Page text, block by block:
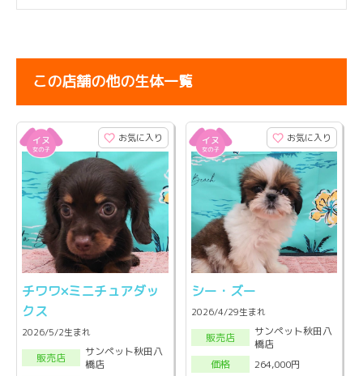
この店舗の他の生体一覧
お気に入り
チワワ×ミニチュアダッ
クス
2026/5/2生まれ
販売店
サンペット秋田八
橋店
お気に入り
シー・ズー
2026/4/29生まれ
販売店
サンペット秋田八
橋店
価格
264,000円